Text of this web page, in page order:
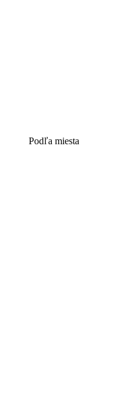
Podľa miesta